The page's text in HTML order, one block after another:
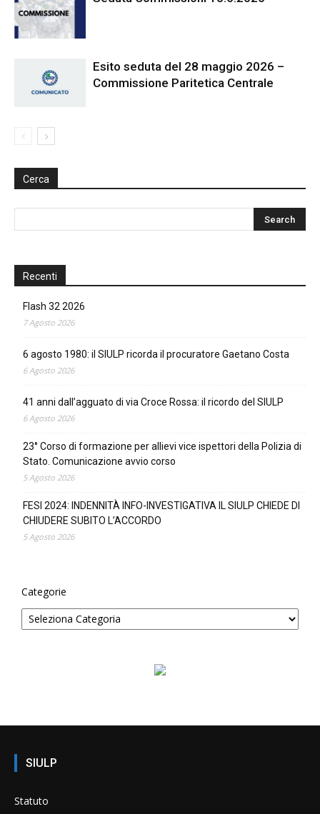
Esito seduta del 28 maggio 2026 –
Commissione Paritetica Centrale
Cerca
Recenti
Flash 32 2026
7 Agosto 2026
6 agosto 1980: il SIULP ricorda il procuratore Gaetano Costa
6 Agosto 2026
41 anni dall’agguato di via Croce Rossa: il ricordo del SIULP
6 Agosto 2026
23° Corso di formazione per allievi vice ispettori della Polizia di
Stato. Comunicazione avvio corso
5 Agosto 2026
FESI 2024: INDENNITÀ INFO-INVESTIGATIVA IL SIULP CHIEDE DI
CHIUDERE SUBITO L’ACCORDO
5 Agosto 2026
Categorie
SIULP
Statuto